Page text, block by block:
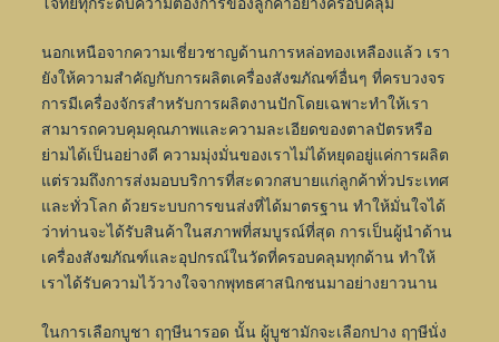
นอกเหนือจากความเชี่ยวชาญด้านการหล่อทองเหลืองแล้ว เรา
ยังให้ความสำคัญกับการผลิตเครื่องสังฆภัณฑ์อื่นๆ ที่ครบวงจร
การมีเครื่องจักรสำหรับการผลิตงานปักโดยเฉพาะทำให้เรา
สามารถควบคุมคุณภาพและความละเอียดของตาลปัตรหรือ
ย่ามได้เป็นอย่างดี ความมุ่งมั่นของเราไม่ได้หยุดอยู่แค่การผลิต
แต่รวมถึงการส่งมอบบริการที่สะดวกสบายแก่ลูกค้าทั่วประเทศ
และทั่วโลกด้วยระบบการขนส่งที่ได้มาตรฐาน ทำให้มั่นใจได้
ว่าท่านจะได้รับสินค้าในสภาพที่สมบูรณ์ที่สุด การเป็นผู้นำด้าน
เครื่องสังฆภัณฑ์และอุปกรณ์ในวัดที่ครอบคลุมทุกด้าน ทำให้
เราได้รับความไว้วางใจจากพุทธศาสนิกชนมาอย่างยาวนาน
ในการเลือกบูชา ฤๅษีนารอด นั้น ผู้บูชามักจะเลือกปาง ฤๅษีนั่ง